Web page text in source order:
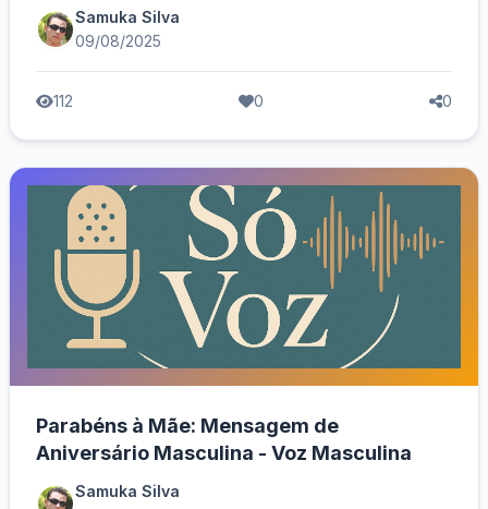
Samuka Silva
09/08/2025
112 0 0
Parabéns à Mãe: Mensagem de
Aniversário Masculina - Voz Masculina
Samuka Silva